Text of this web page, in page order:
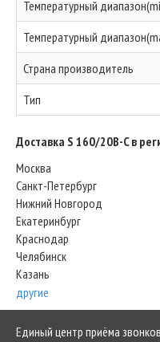
Температурный
Температурный
Страна производитель
Тип
Доставка S 160/20B-C в
Москва
Санкт-Петербург
Нижний Новгород
Екатеринбург
Краснодар
Челябинск
Казань
другие
Единый центр приёма